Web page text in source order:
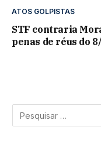
ATOS GOLPISTAS
STF contraria
penas de réus do